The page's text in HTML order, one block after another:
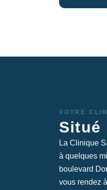
VOTRE
Situé
La Clinique
à quelques
boulevard
vous rendez